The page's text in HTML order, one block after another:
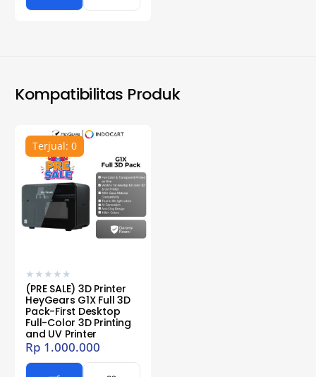
Kompatibilitas Produk
Terjual: 0
★ ★ ★ ★ ★
(PRE SALE) 3D Printer
HeyGears G1X Full 3D
Pack-First Desktop
Full-Color 3D Printing
and UV Printer
Rp 1.000.000